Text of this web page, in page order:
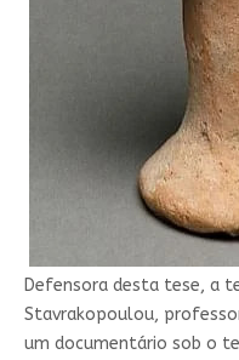
Defensora desta tese, a
Stavrakopoulou,
um documentário sob o